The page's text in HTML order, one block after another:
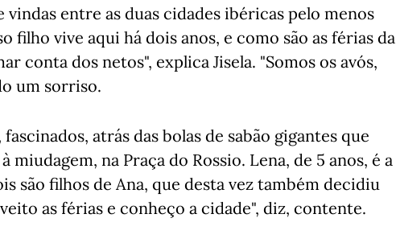
vindas entre as duas cidades ibéricas pelo menos
filho vive aqui há dois anos, e como são as férias da
conta dos netos", explica Jisela. "Somos os avós,
um sorriso.
atrás das bolas de sabão gigantes que
na Praça do Rossio. Lena, de 5 anos, é a
são filhos de Ana, que desta vez também decidiu
as férias e conheço a cidade", diz, contente.